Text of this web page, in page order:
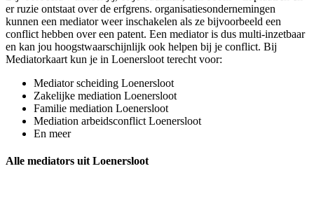
er ruzie ontstaat over de erfgrens. organisatiesondernemingen
kunnen een mediator weer inschakelen als ze bijvoorbeeld een
conflict hebben over een patent. Een mediator is dus multi-inzetbaar
en kan jou hoogstwaarschijnlijk ook helpen bij je conflict. Bij
Mediatorkaart kun je in Loenersloot terecht voor:
Mediator scheiding Loenersloot
Zakelijke mediation Loenersloot
Familie mediation Loenersloot
Mediation arbeidsconflict Loenersloot
En meer
Alle mediators uit Loenersloot